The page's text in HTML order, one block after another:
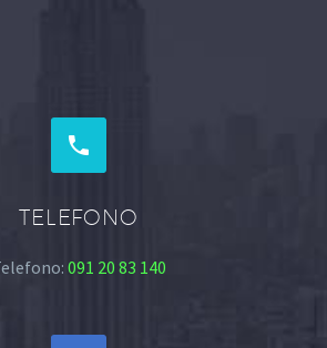


TELEFONO
091 20 83 140